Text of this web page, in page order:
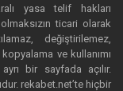
yasa telif hakları
ticari olarak
değiştirilemez,
ve kullanımı
bir sayfada açılır.
rekabet.net’te hiçbir